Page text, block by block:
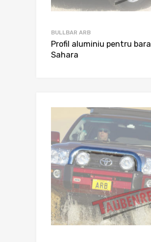
BULLBAR ARB
Profil aluminiu pentru bara
Sahara